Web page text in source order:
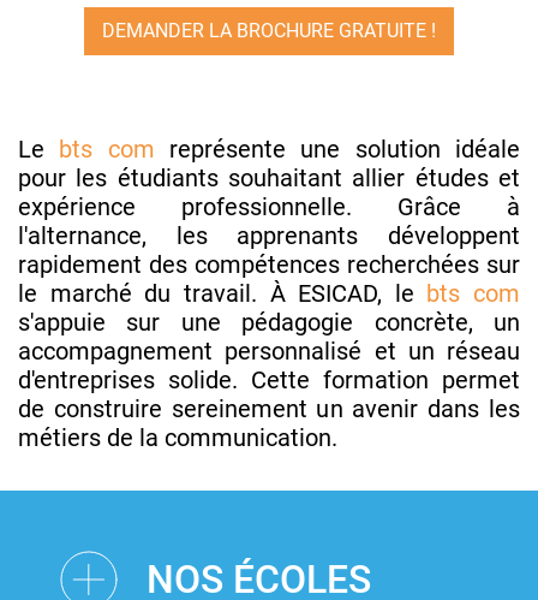
DEMANDER LA BROCHURE GRATUITE !
Le bts com représente une solution idéale
pour les étudiants souhaitant allier études et
expérience professionnelle. Grâce à
l'alternance, les apprenants développent
rapidement des compétences recherchées sur
le marché du travail. À ESICAD, le bts com
s'appuie sur une pédagogie concrète, un
accompagnement personnalisé et un réseau
d'entreprises solide. Cette formation permet
de construire sereinement un avenir dans les
métiers de la communication.
NOS ÉCOLES